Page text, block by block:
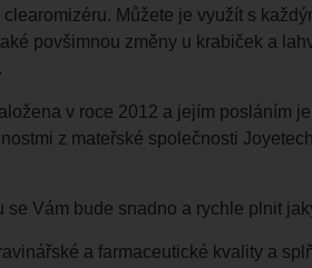
clearomizéru. Můžete je využít s
povšimnou změny u krabiček a
v roce 2012 a jejím posláním
z mateřské společnosti
se Vám bude snadno a rychle plnit
a farmaceutické kvality a